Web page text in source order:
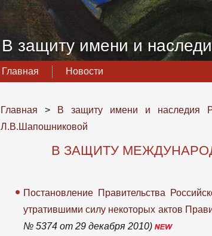
В защиту имени и
Главная Новости
Главная > В защиту имени и наследия
Л.В.Шапошниковой
В ЗАЩИТУ
Постановление Правительства
утратившими силу некоторых актов
№ 5374 от 29 декабря 2010)